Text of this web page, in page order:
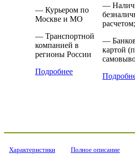
— Курьером по
Москве и МО
— Транспортной
компанией в
регионы России
Подробнее
—
расчетом;
—
картой
Характеристики Полное описание